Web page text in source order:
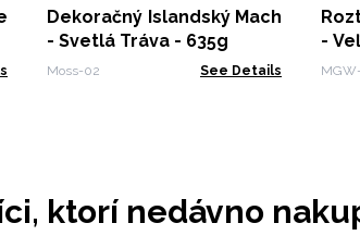
Dekoračný Islandský Mach
- Svetlá Tráva - 635g
Moss-02 See Details
-
ktorí nedávno